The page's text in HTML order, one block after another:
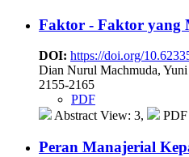
Faktor - Faktor yang
DOI: https://doi.org/
Dian Nurul Machmuda,
2155-2165
PDF
Abstract View: 3,
Peran Manajerial